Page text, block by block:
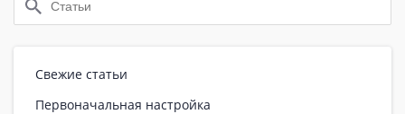
Свежие статьи
Первоначальная настройка